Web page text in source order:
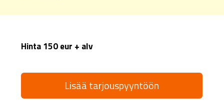
Hinta 150 eur + alv
Lisää tarjouspyyntöön